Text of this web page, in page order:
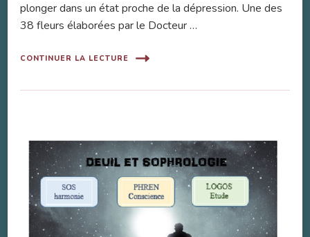
plonger dans un état proche de la dépression. Une des
38 fleurs élaborées par le Docteur …
CONTINUER LA LECTURE